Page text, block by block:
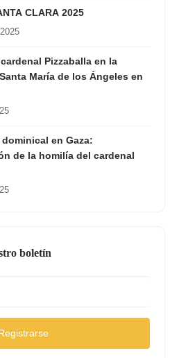
CLARA 2025
Pizzaballa en la
María de los Ángeles en
en Gaza:
de la homilía del cardenal
boletín